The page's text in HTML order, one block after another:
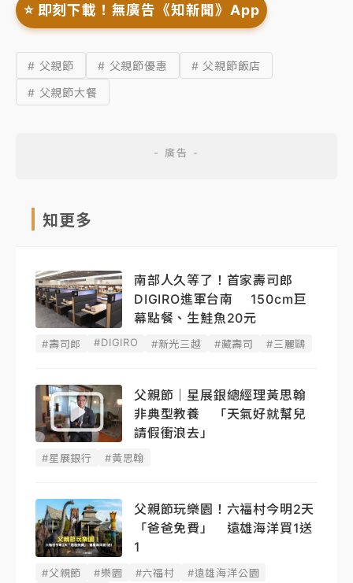
⭐️ 即刻下載！無廣告《知新聞》App
# 父親節 # 父親節優惠
# 父親節飯店
# 父親節大餐
知更多
南部人久等了！首家壽司郎
DIGIRO進軍台南 150cm巨
幕點餐、生鮭魚20元
#壽司郎 #DIGIRO #新光三越 #藏壽司 #三麗鷗
父親節｜星展銀總經理黃思翰
非典型教養 「天氣好就幫兒
請假衝浪去」
#星展銀行 #黃思翰
父親節玩樂園！六福村今明2天
「爸爸免費」 遠雄海洋買1送
1
#父親節 #樂園 #六福村
#遠雄海洋公園